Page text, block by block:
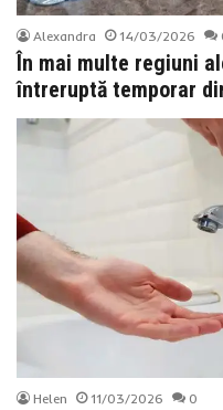
Alexandra 14/03/2026
În mai multe regiuni
întreruptă temporar
Helen 11/03/2026 0